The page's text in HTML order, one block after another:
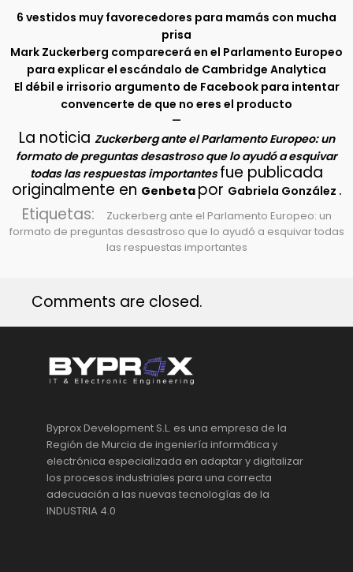
6 vestidos muy favorecedores para mamás con mucha
prisa
Mark Zuckerberg comparecerá en el Parlamento Europeo
para explicar el escándalo de Cambridge Analytica
El débil e irrisorio argumento de Facebook para intentar
convencerte de que no eres el producto
–
La noticia Zuckerberg ante el Parlamento Europeo: un
formato de preguntas desastroso que lo ayudó a esquivar
todas las respuestas importantesfue publicada
originalmente en Genbeta por Gabriela González .
Etiquetas:
Zuckerberg ante el Parlamento Europeo: un
formato de preguntas desastroso que lo ayudó a esquivar todas
las respuestas importantes
Comments are closed.
Byprox Development S.L. es una empresa de la
Región de Murcia de ingeniería informática y
electrónica especializada en adaptar y digitalizar
los procesos industriales para una correcta
adecuación a las nuevas tecnologías de la
INDUSTRIA 4.0